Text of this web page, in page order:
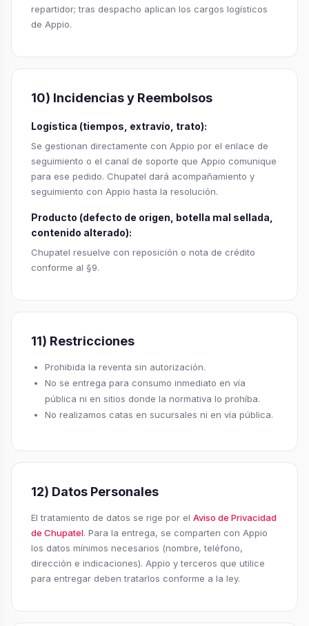
repartidor; tras despacho aplican los cargos logísticos
de Appio.
10) Incidencias y Reembolsos
Logística (tiempos, extravío, trato):
Se gestionan directamente con Appio por el enlace de
seguimiento o el canal de soporte que Appio comunique
para ese pedido. Chupatel dará acompañamiento y
seguimiento con Appio hasta la resolución.
Producto (defecto de origen, botella mal sellada,
contenido alterado):
Chupatel resuelve con reposición o nota de crédito
conforme al §9.
11) Restricciones
Prohibida la reventa sin autorización.
No se entrega para consumo inmediato en vía
pública ni en sitios donde la normativa lo prohíba.
No realizamos catas en sucursales ni en vía pública.
12) Datos Personales
El tratamiento de datos se rige por el Aviso de Privacidad
de Chupatel. Para la entrega, se comparten con Appio
los datos mínimos necesarios (nombre, teléfono,
dirección e indicaciones). Appio y terceros que utilice
para entregar deben tratarlos conforme a la ley.